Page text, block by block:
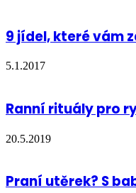
9 jídel, které vám
5.1.2017
Ranní rituály pro
20.5.2019
Praní utěrek? S